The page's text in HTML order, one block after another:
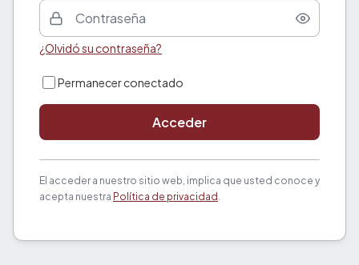
¿Olvidó su contraseña?
Permanecer conectado
Acceder
El acceder a nuestro sitio web, implica que usted conoce y
acepta nuestra Política de privacidad .